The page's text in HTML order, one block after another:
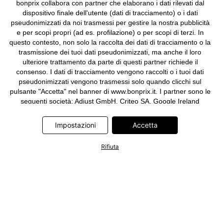
bonprix collabora con partner che elaborano i dati rilevati dal
dispositivo finale dell'utente (dati di tracciamento) o i dati
pseudonimizzati da noi trasmessi per gestire la nostra pubblicità
e per scopi propri (ad es. profilazione) o per scopi di terzi. In
questo contesto, non solo la raccolta dei dati di tracciamento o la
trasmissione dei tuoi dati pseudonimizzati, ma anche il loro
ulteriore trattamento da parte di questi partner richiede il
consenso. I dati di tracciamento vengono raccolti o i tuoi dati
pseudonimizzati vengono trasmessi solo quando clicchi sul
pulsante "Accetta" nel banner di www.bonprix.it. I partner sono le
seguenti società: Adjust GmbH, Criteo SA, Google Ireland
Meta Platforms Ireland Limited, Microsoft Ireland Operations
Limited, Pinterest Europe Limited, RTB-House GmbH, TikTok
trattamento dei dati da parte di questi partner sono disponibili
Impostazioni Accetta
Rifiuta